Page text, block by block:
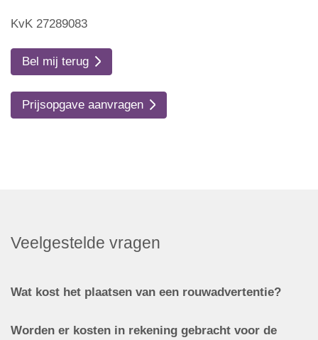
KvK 27289083
Bel mij terug
Prijsopgave aanvragen
Veelgestelde vragen
Wat kost het plaatsen van een rouwadvertentie?
Worden er kosten in rekening gebracht voor de